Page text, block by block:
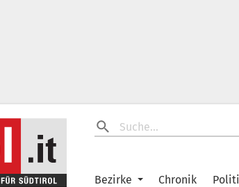
Bezirke Chronik